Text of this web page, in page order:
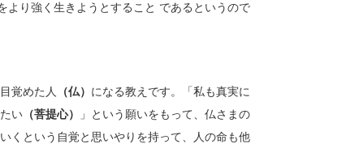
り強く生きようとすること であるというので
覚めた人 （仏） になる教えです。「私も真実に
い （菩提心）
」という願いをもって、仏さまの
くという自覚と思いやりを持って、人の命も他